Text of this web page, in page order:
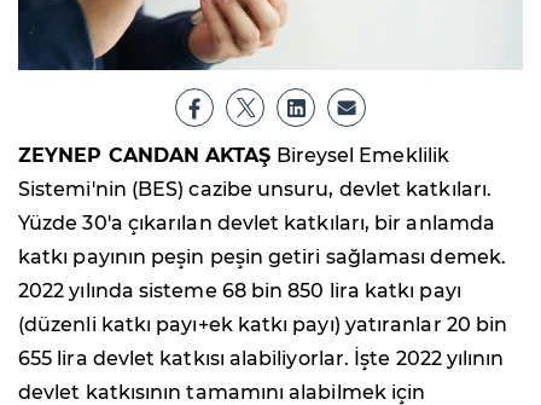
ZEYNEP CANDAN AKTAŞ Bireysel Emeklilik
Sistemi'nin (BES) cazibe unsuru, devlet katkıları.
Yüzde 30'a çıkarılan devlet katkıları, bir anlamda
katkı payının peşin peşin getiri sağlaması demek.
2022 yılında sisteme 68 bin 850 lira katkı payı
(düzenli katkı payı+ek katkı payı) yatıranlar 20 bin
655 lira devlet katkısı alabiliyorlar. İşte 2022 yılının
devlet katkısının tamamını alabilmek için